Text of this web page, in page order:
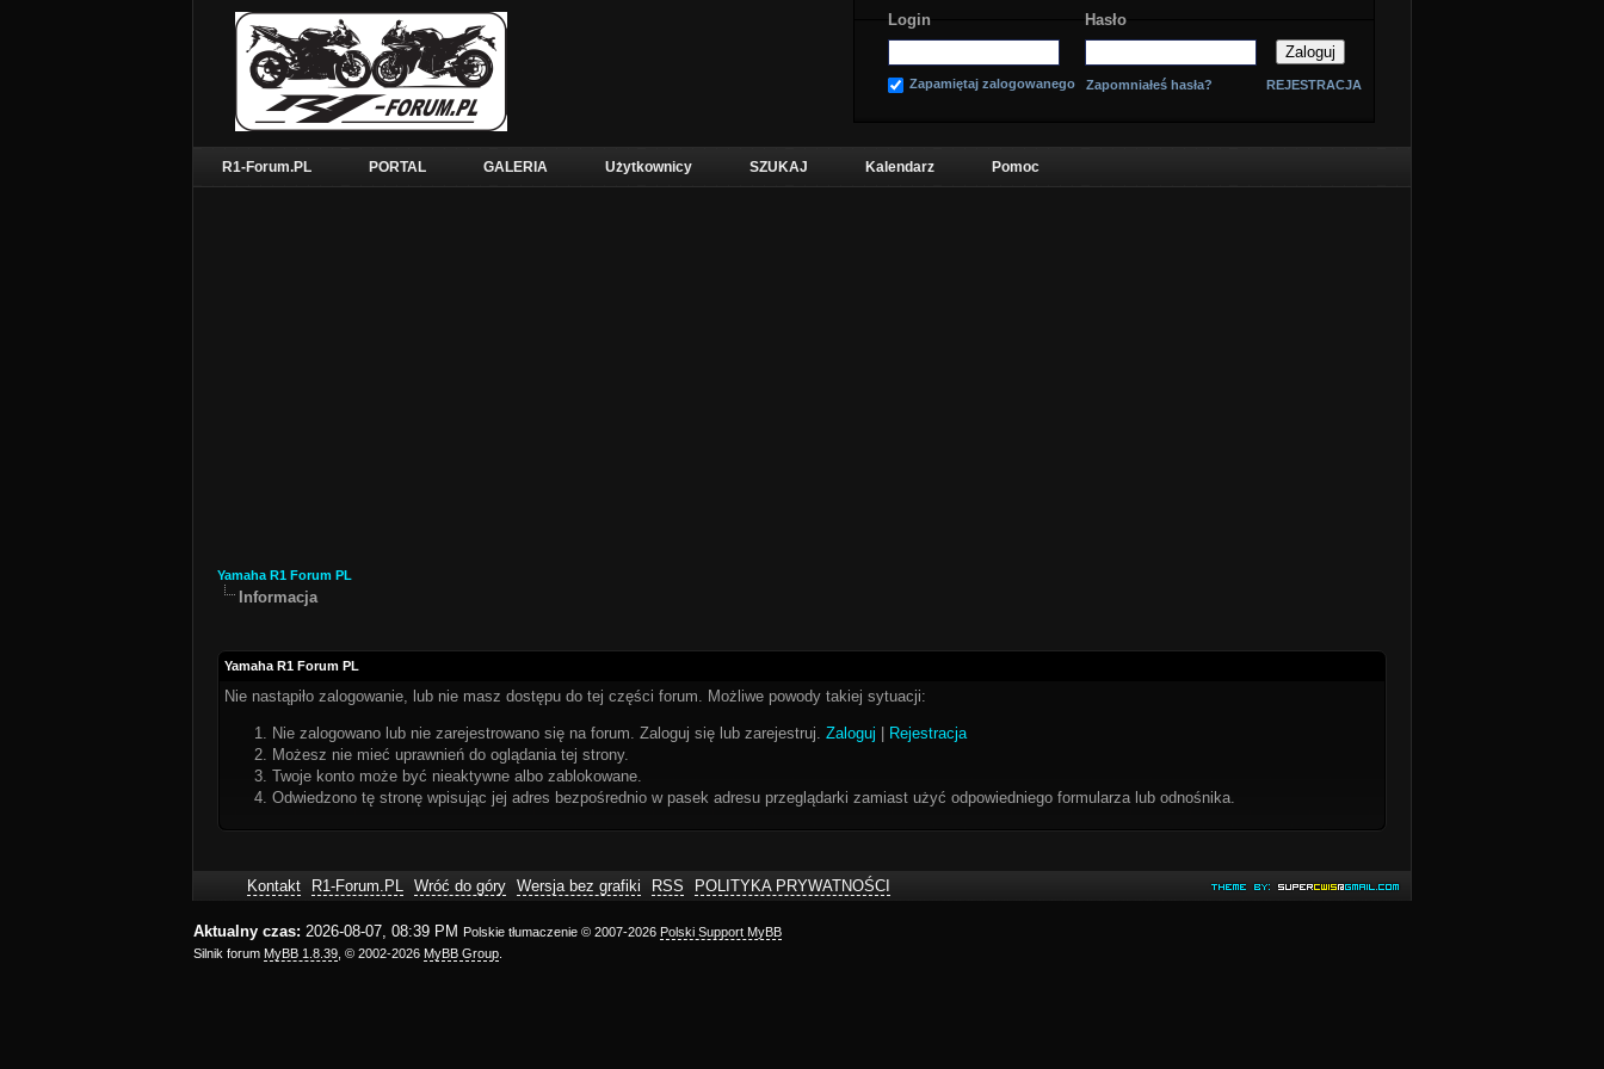
Login Hasło
Zapamiętaj zalogowanego Zapomniałeś hasła? REJESTRACJA
R1-Forum.PL PORTAL GALERIA Użytkownicy SZUKAJ Kalendarz Pomoc
Yamaha R1 Forum PL
Informacja
Yamaha R1 Forum PL
Nie nastąpiło zalogowanie, lub nie masz dostępu do tej części forum. Możliwe powody takiej sytuacji:
Nie zalogowano lub nie zarejestrowano się na forum. Zaloguj się lub zarejestruj. Zaloguj
Rejestracja
Możesz nie mieć uprawnień do oglądania tej strony.
Twoje konto może być nieaktywne albo zablokowane.
Odwiedzono tę stronę wpisując jej adres bezpośrednio w pasek adresu przeglądarki zamiast użyć odpowiedniego formularza lub odnośnika.
Kontakt R1-Forum.PL Wróć do góry Wersja bez grafiki RSS POLITYKA PRYWATNOŚCI
Aktualny czas: 2026-08-07, 08:39 PM Polskie tłumaczenie © 2007-2026 Polski Support MyBB
Silnik forum MyBB 1.8.39 , © 2002-2026 MyBB Group